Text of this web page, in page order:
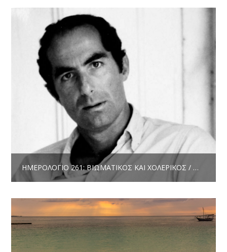
ΗΜΕΡΟΛΌΓΙΟ 261: ΒΙΩΜΑΤΙΚΌΣ ΚΑΙ ΧΟΛΕΡΙΚΌΣ / ΜΊΑ ΆΣΣΟΣ ΤΟΥ ΜΠΙΛΙΆΡΔΟΥ/ΈΝΑΣ ΕΛΛΗΝΟΑΥΣΤΡΑΛΌΣ ΜΑΦΙΌΖΟΣ ΤΟΥ KICK BOXING / ΝΑ ΒΆΛΩ ΜΆΣΚΑ | ΔΗΜΉΤΡΗΣ ΤΖΟΥΜΆΚΑΣ